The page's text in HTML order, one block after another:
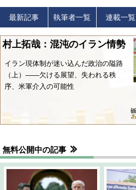
最新記事 執筆者一覧 連載一覧
村上拓哉：混沌のイラン情勢
イラン現体制が迷い込んだ政治の隘路
（上）――欠ける展望、失われる秩
序、米軍介入の可能性
無料公開中の記事